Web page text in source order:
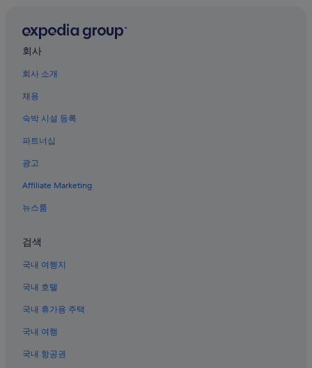
나트랑의 가족 여행 호텔
트람 후옹 타워 근처 호텔
혼탐 아일랜드의 캡슐 호텔
빈 원더스 나짱의 호스텔
빈 원더스 나짱의 개인 별장
쩐푸 비치의 카지노 호텔
나트랑의 Independent 호텔
빈 원더스 나짱의 모텔
나트랑의 온수 욕조가 있는 호텔
카인호아 박물관 근처 호텔
쩐푸 비치의 온천 호텔
빈 응우옌의 아파트
빈 원더스 나짱의 리조트
회사
회사 소개
채용
숙박 시설 등록
파트너십
광고
Affiliate Marketing
뉴스룸
검색
국내 여행지
국내 호텔
국내 휴가용 주택
국내 여행
국내 항공권